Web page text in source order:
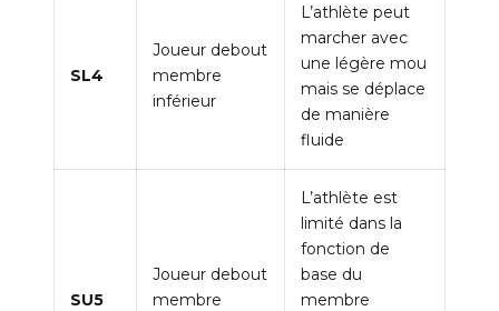
SL4
Joueur debout
membre
inférieur
L’athlète peut
marcher avec
une légère mou
mais se déplace
de manière
fluide
SU5
Joueur debout
membre
L’athlète est
limité dans la
fonction de
base du
membre